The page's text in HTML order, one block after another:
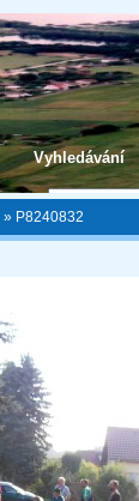
Vyhledávání
» P8240832